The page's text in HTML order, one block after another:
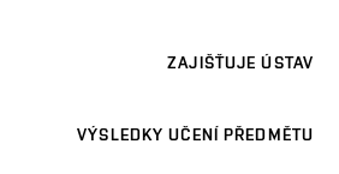
ZAJIŠŤUJE ÚSTAV
VÝSLEDKY UČENÍ PŘEDMĚTU